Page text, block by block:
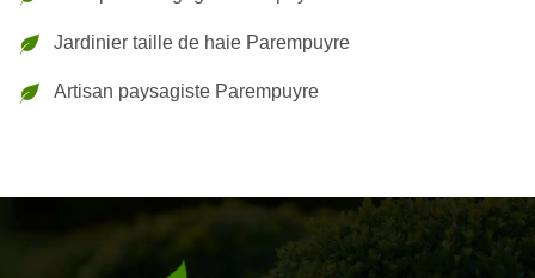
Jardinier taille de haie Parempuyre
Artisan paysagiste Parempuyre